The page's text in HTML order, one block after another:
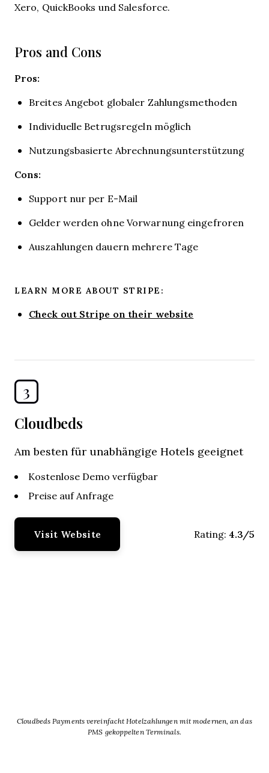
Xero, QuickBooks und Salesforce.
Pros and Cons
Pros:
Breites Angebot globaler Zahlungsmethoden
Individuelle Betrugsregeln möglich
Nutzungsbasierte Abrechnungsunterstützung
Cons:
Support nur per E-Mail
Gelder werden ohne Vorwarnung eingefroren
Auszahlungen dauern mehrere Tage
LEARN MORE ABOUT STRIPE:
Check out Stripe on their website
3
Cloudbeds
Am besten für unabhängige Hotels geeignet
Kostenlose Demo verfügbar
Preise auf Anfrage
Visit Website Rating: 4.3/5
Cloudbeds Payments vereinfacht Hotelzahlungen mit modernen, an das
PMS gekoppelten Terminals.